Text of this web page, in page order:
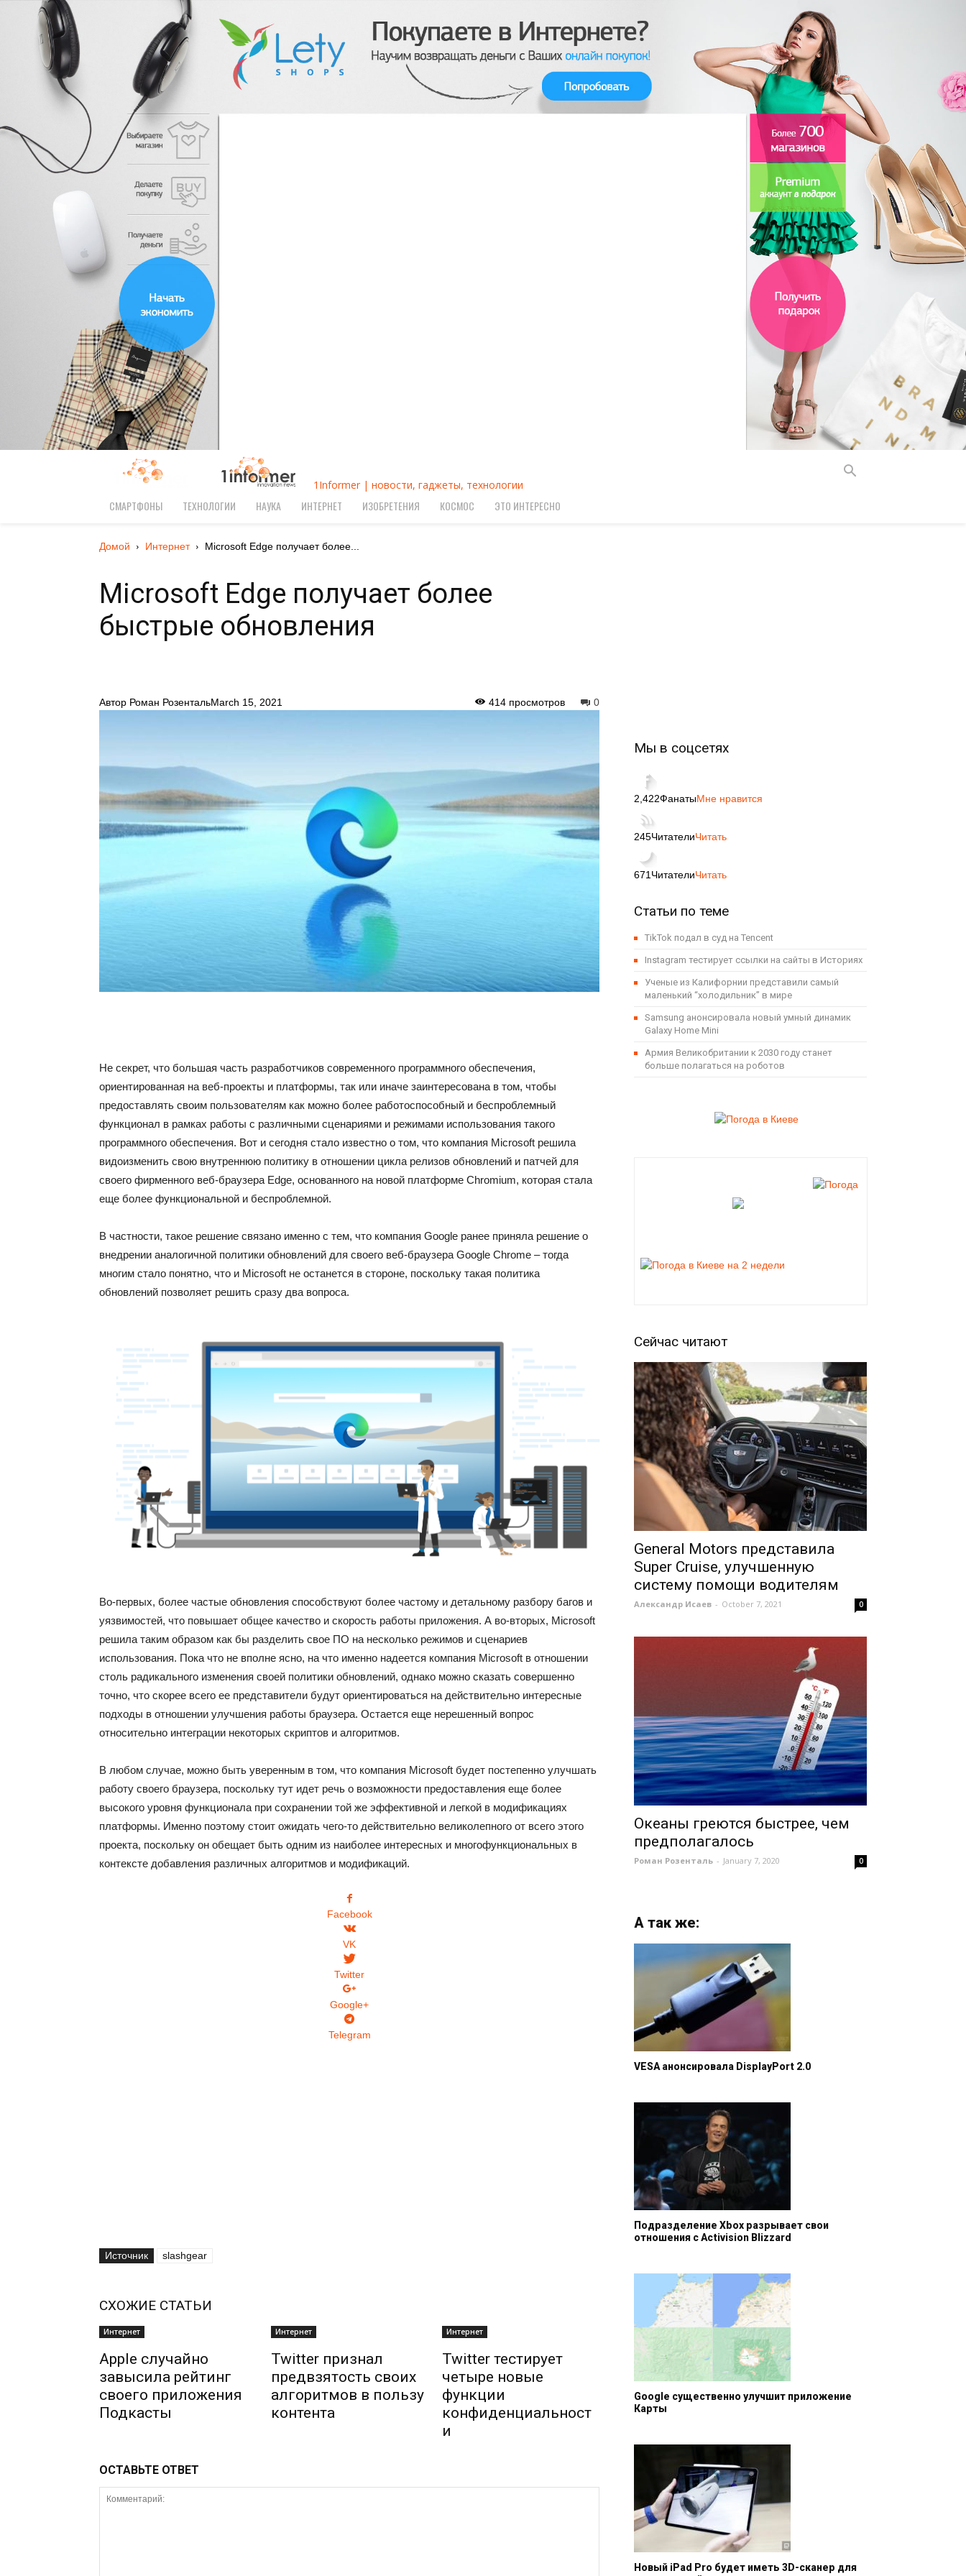
1Informer | новости, гаджеты, технологии
СМАРТФОНЫ ТЕХНОЛОГИИ НАУКА ИНТЕРНЕТ ИЗОБРЕТЕНИЯ КОСМОС ЭТО ИНТЕРЕСНО
Домой Интернет Microsoft Edge получает более...
Microsoft Edge получает более
быстрые обновления
Автор Роман РозентальMarch 15, 2021 0
414 просмотров
Не секрет, что большая часть разработчиков современного программного обеспечения,
ориентированная на веб-проекты и платформы, так или иначе заинтересована в том, чтобы
предоставлять своим пользователям как можно более работоспособный и беспроблемный
функционал в рамках работы с различными сценариями и режимами использования такого
программного обеспечения. Вот и сегодня стало известно о том, что компания Microsoft решила
видоизменить свою внутреннюю политику в отношении цикла релизов обновлений и патчей для
своего фирменного веб-браузера Edge, основанного на новой платформе Chromium, которая стала
еще более функциональной и беспроблемной.
В частности, такое решение связано именно с тем, что компания Google ранее приняла решение о
внедрении аналогичной политики обновлений для своего веб-браузера Google Chrome – тогда
многим стало понятно, что и Microsoft не останется в стороне, поскольку такая политика
обновлений позволяет решить сразу два вопроса.
Во-первых, более частые обновления способствуют более частому и детальному разбору багов и
уязвимостей, что повышает общее качество и скорость работы приложения. А во-вторых, Microsoft
решила таким образом как бы разделить свое ПО на несколько режимов и сценариев
использования. Пока что не вполне ясно, на что именно надеется компания Microsoft в отношении
столь радикального изменения своей политики обновлений, однако можно сказать совершенно
точно, что скорее всего ее представители будут ориентироваться на действительно интересные
подходы в отношении улучшения работы браузера. Остается еще нерешенный вопрос
относительно интеграции некоторых скриптов и алгоритмов.
В любом случае, можно быть уверенным в том, что компания Microsoft будет постепенно улучшать
работу своего браузера, поскольку тут идет речь о возможности предоставления еще более
высокого уровня функционала при сохранении той же эффективной и легкой в модификациях
платформы. Именно поэтому стоит ожидать чего-то действительно великолепного от всего этого
проекта, поскольку он обещает быть одним из наиболее интересных и многофункциональных в
контексте добавления различных алгоритмов и модификаций.
Facebook
VK
Twitter
Google+
Telegram
Источник slashgear
СХОЖИЕ СТАТЬИ
Интернет
Apple случайно
завысила рейтинг
своего приложения
Подкасты
Интернет
Twitter признал
предвзятость своих
алгоритмов в пользу
контента
Интернет
Twitter тестирует
четыре новые
функции
конфиденциальност
и
ОСТАВЬТЕ ОТВЕТ
Мы в соцсетях
2,422ФанатыМне нравится
245ЧитателиЧитать
671 ЧитателиЧитать
Статьи по теме
TikTok подал в суд на Tencent
Instagram тестирует ссылки на сайты в Историях
Ученые из Калифорнии представили самый
маленький “холодильник” в мире
Samsung анонсировала новый умный динамик
Galaxy Home Mini
Армия Великобритании к 2030 году станет
больше полагаться на роботов
Сейчас читают
General Motors представила
Super Cruise, улучшенную
систему помощи водителям
Александр Исаев - October 7, 2021 0
Океаны греются быстрее, чем
предполагалось
Роман Розенталь - January 7, 2020 0
А так же:
VESA анонсировала DisplayPort 2.0
Подразделение Xbox разрывает свои
отношения с Activision Blizzard
Google существенно улучшит приложение
Карты
Новый iPad Pro будет иметь 3D-сканер для